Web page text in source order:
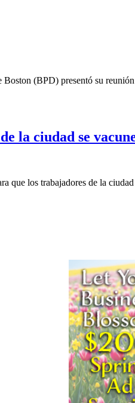
(BPD) presentó su
la ciudad se
que los trabajadores de la